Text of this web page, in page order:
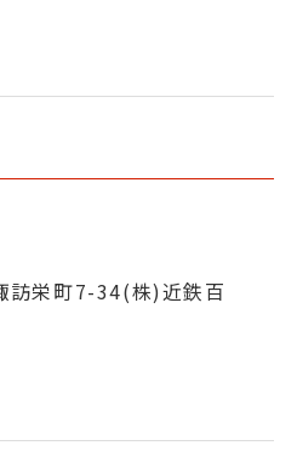
訪栄町7-34(株)近鉄百